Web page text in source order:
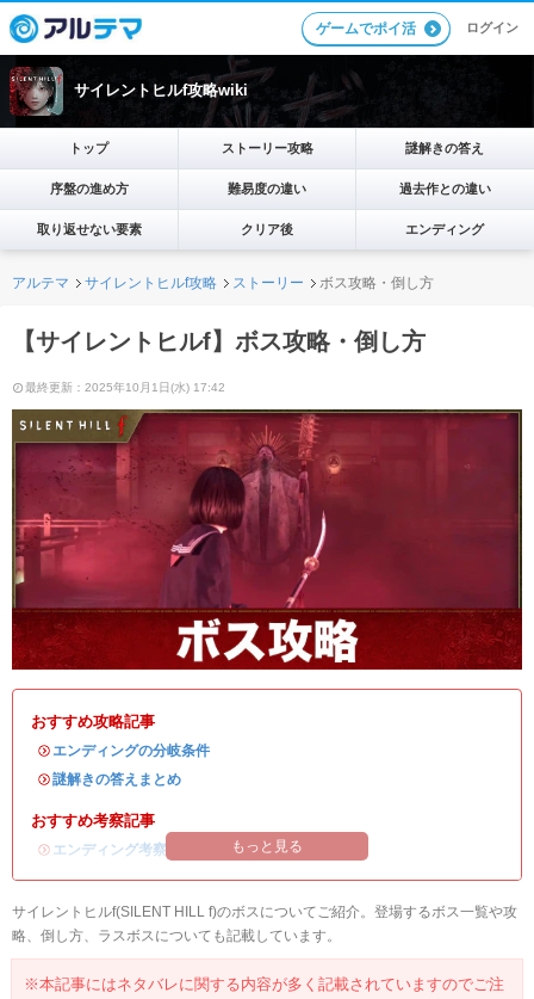
ゲームでポイ活 ログイン
サイレントヒルf攻略wiki
トップ ストーリー攻略 謎解きの答え
序盤の進め方 難易度の違い 過去作との違い
取り返せない要素 クリア後 エンディング
アルテマ サイレントヒルf攻略 ストーリー ボス攻略・倒し方
【サイレントヒルf】ボス攻略・倒し方
最終更新：2025年10月1日(水) 17:42
おすすめ攻略記事
・ エンディングの分岐条件
・謎解きの答えまとめ
おすすめ考察記事
・ エンディング考察 もっと見る
サイレントヒルf(SILENT HILL f)のボスについてご紹介。登場するボス一覧や攻
略、倒し方、ラスボスについても記載しています。
※本記事にはネタバレに関する内容が多く記載されていますのでご注